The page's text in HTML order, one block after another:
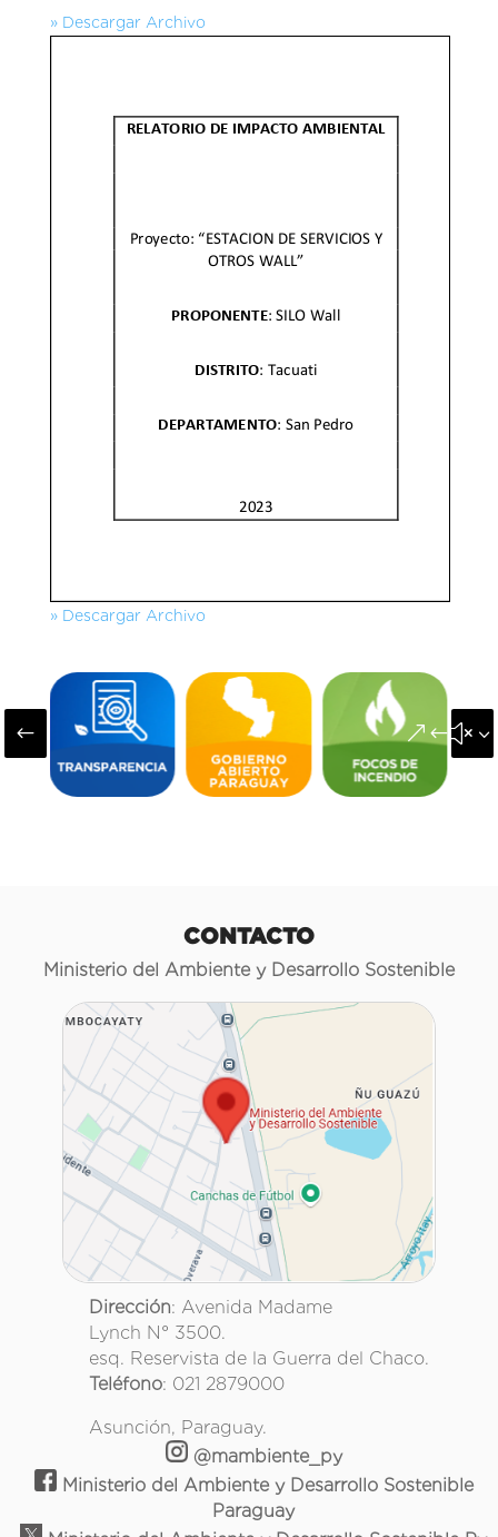
» Descargar Archivo
» Descargar Archivo
#
CONTACTO
Ministerio del Ambiente y Desarrollo Sostenible
Dirección: Avenida Madame
Lynch N° 3500.
esq. Reservista de la Guerra del Chaco.
Teléfono: 021 2879000
Asunción, Paraguay.
@mambiente_py
Ministerio del Ambiente y Desarrollo Sostenible
Paraguay